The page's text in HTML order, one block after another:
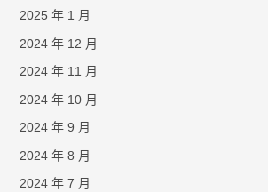
2025 年 1 月
2024 年 12 月
2024 年 11 月
2024 年 10 月
2024 年 9 月
2024 年 8 月
2024 年 7 月